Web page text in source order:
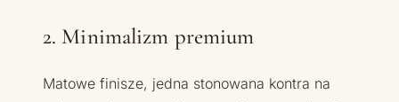
2. Minimalizm premium
Matowe finisze, jedna stonowana kontra na